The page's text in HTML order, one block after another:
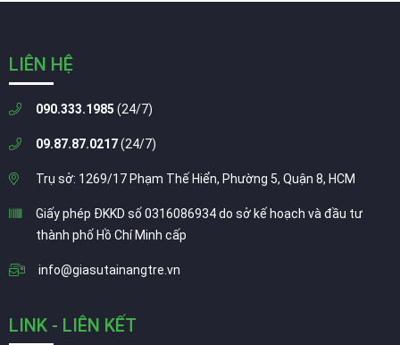
LIÊN HỆ
090.333.1985 (24/7)
09.87.87.0217(24/7)
Trụ sở: 1269/17 Phạm Thế Hiển, Phường 5, Quận 8, HCM
Giấy phép ĐKKD số 0316086934 do sở kế hoạch và đầu tư
thành phố Hồ Chí Minh cấp
info@giasutainangtre.vn
LINK - LIÊN KẾT